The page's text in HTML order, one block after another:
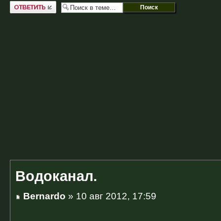
Ответить
Водоканал.
Bernardo » 10 авг 2012, 17:59